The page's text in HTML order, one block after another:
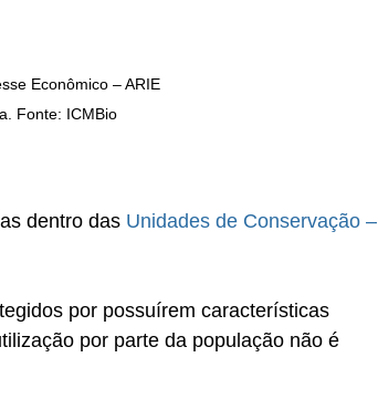
Econômico – ARIE
Fonte: ICMBio
dentro das Unidades de Conservação –
por possuírem características
por parte da população não é